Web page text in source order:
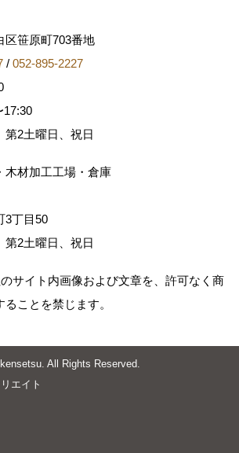
区笹原町703番地
/ 052-895-2227
17:30
第2土曜日、祝日
木材加工工場・倉庫
3丁目50
第2土曜日、祝日
サイト内画像および文章を、許可なく商
ことを禁じます。
All Rights Reserved.
エイト